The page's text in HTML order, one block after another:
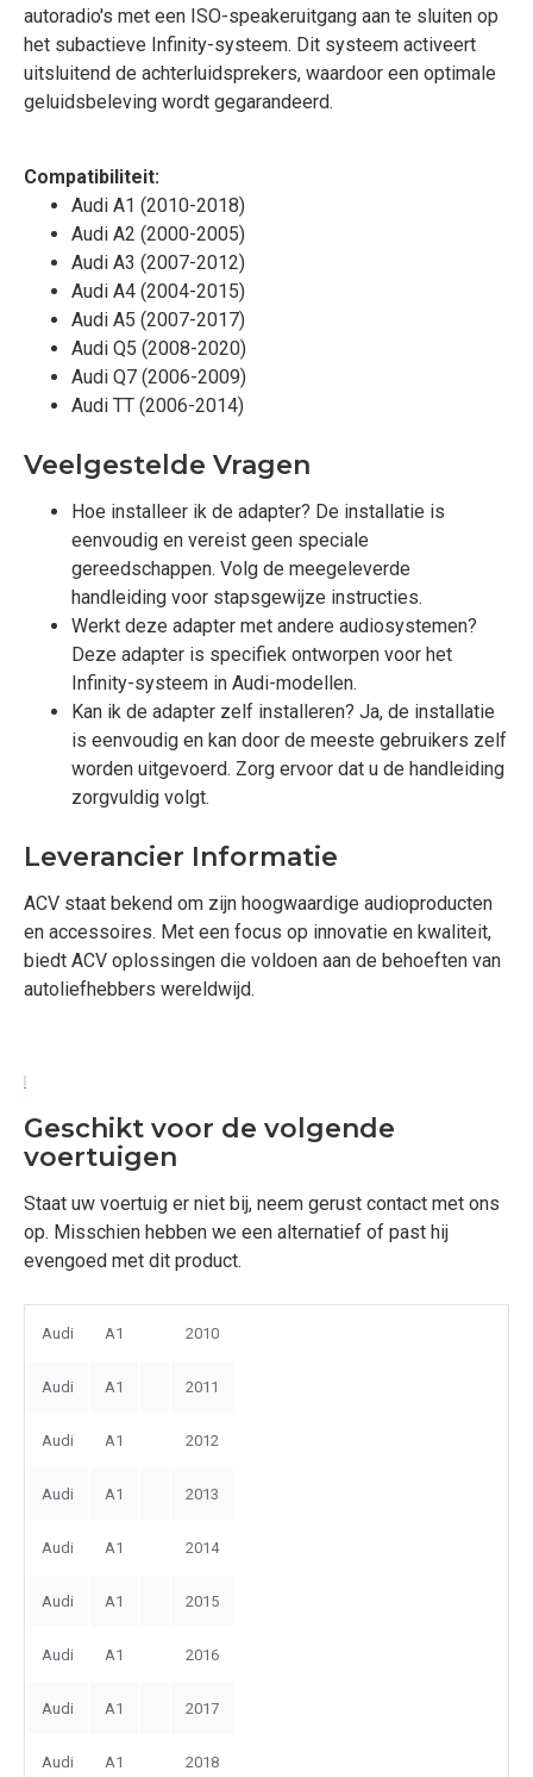
autoradio's met een ISO-speakeruitgang aan te sluiten op
het subactieve Infinity-systeem. Dit systeem activeert
uitsluitend de achterluidsprekers, waardoor een optimale
geluidsbeleving wordt gegarandeerd.
Compatibiliteit:
Audi A1 (2010-2018)
Audi A2 (2000-2005)
Audi A3 (2007-2012)
Audi A4 (2004-2015)
Audi A5 (2007-2017)
Audi Q5 (2008-2020)
Audi Q7 (2006-2009)
Audi TT (2006-2014)
Veelgestelde Vragen
Hoe installeer ik de adapter? De installatie is
eenvoudig en vereist geen speciale
gereedschappen. Volg de meegeleverde
handleiding voor stapsgewijze instructies.
Werkt deze adapter met andere audiosystemen?
Deze adapter is specifiek ontworpen voor het
Infinity-systeem in Audi-modellen.
Kan ik de adapter zelf installeren? Ja, de installatie
is eenvoudig en kan door de meeste gebruikers zelf
worden uitgevoerd. Zorg ervoor dat u de handleiding
zorgvuldig volgt.
Leverancier Informatie
ACV staat bekend om zijn hoogwaardige audioproducten
en accessoires. Met een focus op innovatie en kwaliteit,
biedt ACV oplossingen die voldoen aan de behoeften van
autoliefhebbers wereldwijd.
Geschikt voor de volgende
voertuigen
Staat uw voertuig er niet bij, neem gerust contact met ons
op. Misschien hebben we een alternatief of past hij
evengoed met dit product.
Audi A1 2010
Audi A1 2011
Audi A1 2012
Audi A1 2013
Audi A1 2014
Audi A1 2015
Audi A1 2016
Audi A1 2017
Audi A1 2018